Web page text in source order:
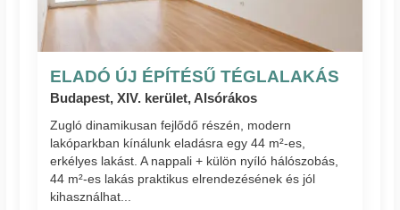
ELADÓ ÚJ ÉPÍTÉSŰ TÉGLALAKÁS
Budapest, XIV. kerület, Alsórákos
Zugló dinamikusan fejlődő részén, modern
lakóparkban kínálunk eladásra egy 44 m²-es,
erkélyes lakást. A nappali + külön nyíló hálószobás,
44 m²-es lakás praktikus elrendezésének és jól
kihasználhat...